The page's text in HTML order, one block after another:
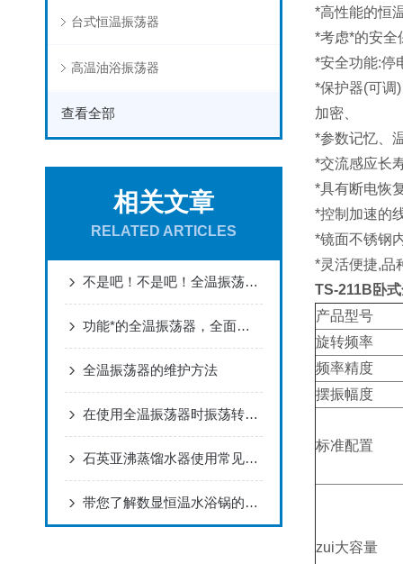
台式恒温振荡器
高温油浴振荡器
查看全部
相关文章
RELATED ARTICLES
不是吧！不是吧！全温振荡器的性能特点居然还有人不知道！
功能*的全温振荡器，全面满足您的要求
全温振荡器的维护方法
在使用全温振荡器时振荡转速多少次为适中？
石英亚沸蒸馏水器使用常见故障及解决
带您了解数显恒温水浴锅的使用方法
*高性能的恒
*考虑*的安全
*安全功能:停
*保护器(可调
加密、
*参数记忆、
*交流感应长
*具有断电恢
*控制加速的
*镜面不锈钢
*灵活便捷,品
TS-211B卧
产品型号
旋转频率
频率精度
摆振幅度
标准配置
zui大容量